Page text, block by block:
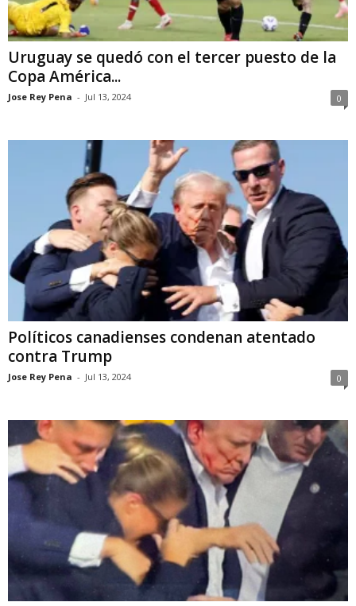
Uruguay se quedó con el tercer puesto de la
Copa América...
Jose Rey Pena - Jul 13, 2024 0
Políticos canadienses condenan atentado
contra Trump
Jose Rey Pena - Jul 13, 2024 0